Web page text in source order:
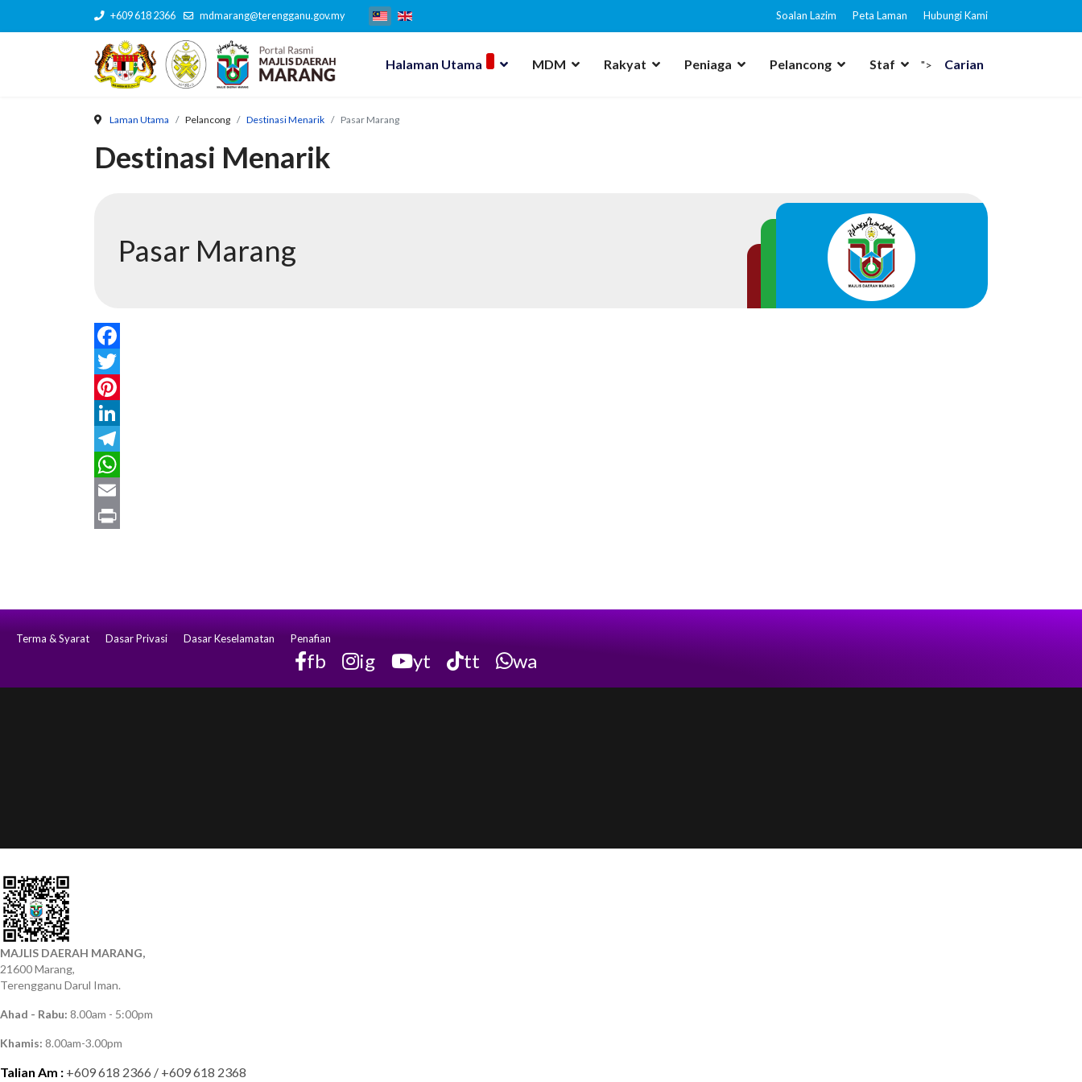
+609 618 2366 mdmarang@terengganu.gov.my Soalan Lazim Peta Laman Hubungi Kami
Halaman Utama MDM Rakyat Peniaga Pelancong Staf "> Carian
Laman Utama Pelancong Destinasi Menarik Pasar Marang
Destinasi Menarik
Pasar Marang
Facebook
Twitter
Pinterest
LinkedIn
Telegram
WhatsApp
Email
Terma & Syarat Dasar Privasi Dasar Keselamatan Penafian
fb ig yt tt wa
MAJLIS DAERAH MARANG,
21600 Marang,
Terengganu Darul Iman.
Ahad - Rabu: 8.00am - 5:00pm
Khamis: 8.00am-3.00pm
Talian Am : +609 618 2366 / +609 618 2368